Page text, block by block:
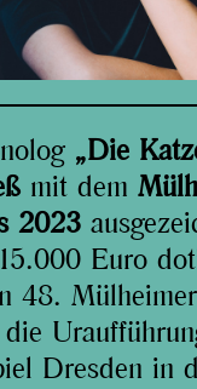
„Die
mit dem
2023
Euro
48. Mülheimer
Dresden in